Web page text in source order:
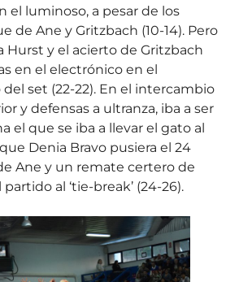
el luminoso, a pesar de los
de Ane y Gritzbach (10-14). Pero
Hurst y el acierto de Gritzbach
en el electrónico en el
set (22-22). En el intercambio
y defensas a ultranza, iba a ser
el que se iba a llevar el gato al
Denia Bravo pusiera el 24
Ane y un remate certero de
al ‘tie-break’ (24-26).